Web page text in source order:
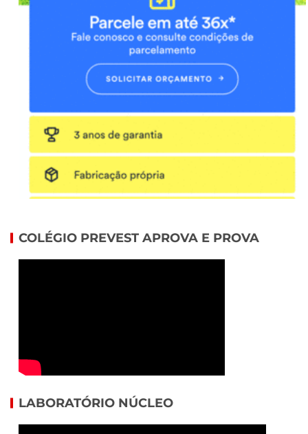
COLÉGIO PREVEST APROVA E PROVA
LABORATÓRIO NÚCLEO